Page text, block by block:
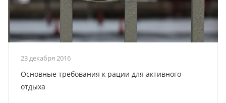
23 декабря 2016
Основные требования к рации для активного
отдыха